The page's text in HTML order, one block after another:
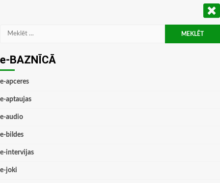
Meklēt:
e-BAZNĪCĀ
e-apceres
e-aptaujas
e-audio
e-bildes
e-intervijas
e-joki